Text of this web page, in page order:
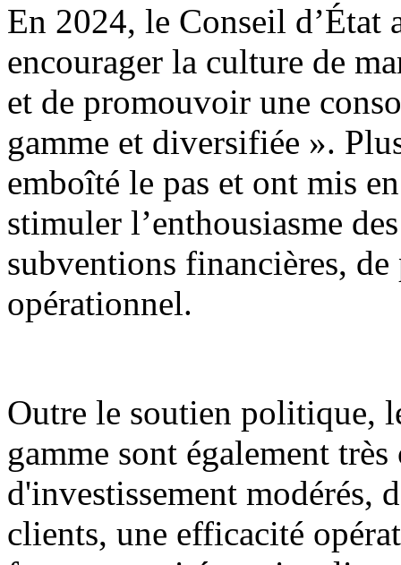
En 2024, le Conseil d’État
encourager la culture de
et de promouvoir une
gamme et diversifiée ».
emboîté le pas et ont mis
stimuler l’enthousiasme
subventions financières,
opérationnel.
Outre le soutien politique,
gamme sont également
d'investissement modérés,
clients, une efficacité